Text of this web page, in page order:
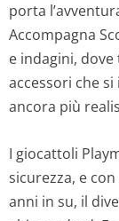
porta
Accompagna
e indagini,
accessori che
ancora più
I giocattoli
sicurezza, e
anni in su, il